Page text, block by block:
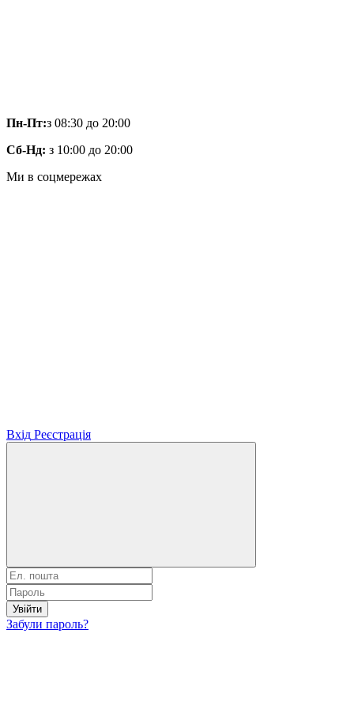
Пн-Пт:з 08:30 до 20:00
Сб-Нд: з 10:00 до 20:00
Ми в соцмережах
Вхід Реєстрація
Увійти
Забули пароль?